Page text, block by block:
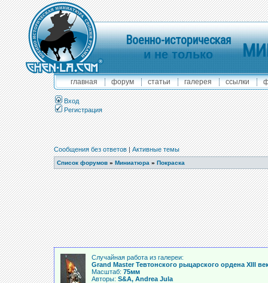
Военно-историческая
и не только
главная форум статьи галерея ссылки
Вход
Регистрация
Сообщения без ответов|Активные темы
Список форумов » Миниатюра » Покраска
Случайная работа из галереи:
Grand Master Тевтонского рыцарского ордена ХIII
Масштаб: 75мм
Авторы: S&A, Andrea Jula